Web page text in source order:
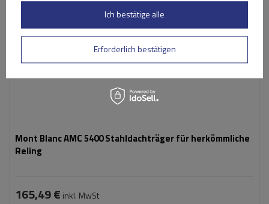
Mont Blanc AMC 5400 Stahldachträger für herkömmliche
Reling
165,49 € inkl. MwSt
Erforderlich bestätigen
Ich bestätige alle